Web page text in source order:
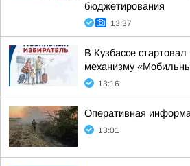
бюджетирования
13:37
В Кузбассе
механизму
13:16
Оперативная
13:01